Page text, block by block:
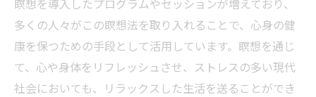
瞑想を導入したプログラムやセッションが増えており、
多くの人々がこの瞑想法を取り入れることで、心身の健
康を保つための手段として活用しています。瞑想を通じ
て、心や身体をリフレッシュさせ、ストレスの多い現代
社会においても、リラックスした生活を送ることができ